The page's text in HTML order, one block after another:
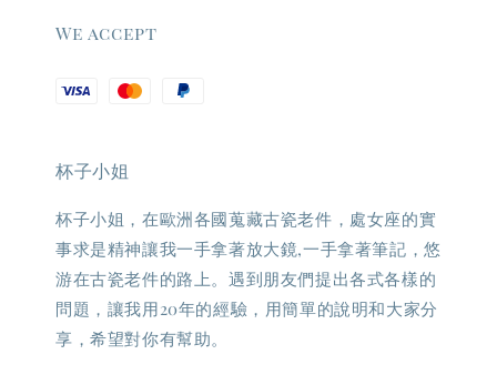
We accept
杯子小姐
杯子小姐，在歐洲各國蒐藏古瓷老件，處女座的實
事求是精神讓我一手拿著放大鏡,一手拿著筆記，悠
游在古瓷老件的路上。遇到朋友們提出各式各樣的
問題，讓我用20年的經驗，用簡單的說明和大家分
享，希望對你有幫助。